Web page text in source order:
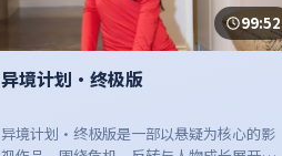
99:52
异境计划·终极版
异境计划·终极版是一部以悬疑为核心的影